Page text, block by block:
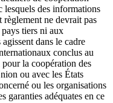
lesquels des informations
règlement ne devrait pas
tiers ni aux
dans le cadre
conclus au
la coopération des
ou avec les États
ou les organisations
garanties adéquates en ce